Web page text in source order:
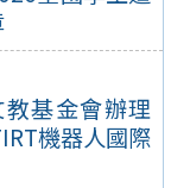
基金會辦理
機器人國際